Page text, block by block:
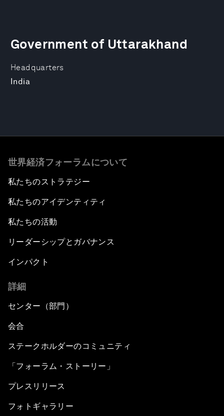
Headquarters
India
Government of Uttarakhand
世界経済フォーラムについて
私たちのストラテジー
私たちのアイデンティティ
私たちの活動
リーダーシップとガバナンス
インパクト
詳細
センター（部門）
会合
ステークホルダーのコミュニティ
「フォーラム・ストーリー」
プレスリリース
フォトギャラリー